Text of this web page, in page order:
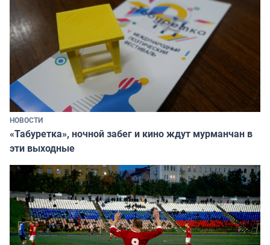
НОВОСТИ
«Табуретка», ночной забег и кино ждут мурманчан в
эти выходные